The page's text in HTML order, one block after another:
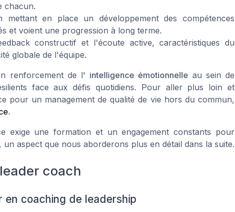
chacun.
mettant en place un développement des compétences
et voient une progression à long terme.
constructif et l'écoute active, caractéristiques du
globale de l'équipe.
renforcement de l' intelligence émotionnelle au sein de
face aux défis quotidiens. Pour aller plus loin et
pour un management de qualité de vie hors du commun,
.
exige uneformation et un engagement constants pour
aspect que nous aborderons plus en détail dans la suite.
coach
en coaching de leadership